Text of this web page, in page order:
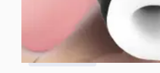
Wie man ein Fleshlight
Taschenmuschi realistischer!
Taschenmuschi